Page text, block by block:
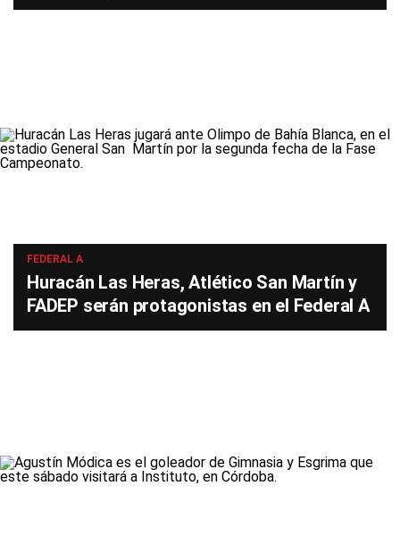
FEDERAL A
Huracán Las Heras, Atlético San Martín y
FADEP serán protagonistas en el Federal A